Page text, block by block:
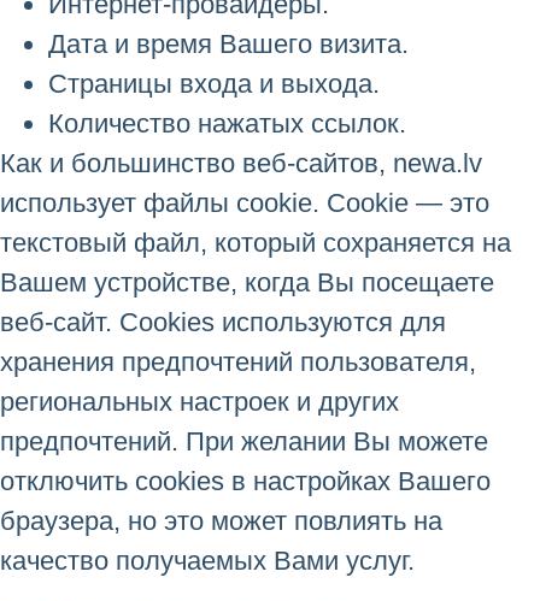
Дата и время Вашего визита.
Страницы входа и выхода.
Количество нажатых ссылок.
Как и большинство веб-сайтов, newa.lv
использует файлы cookie. Cookie — это
текстовый файл, который сохраняется на
Вашем устройстве, когда Вы посещаете
веб-сайт. Cookies используются для
хранения предпочтений пользователя,
региональных настроек и других
предпочтений. При желании Вы можете
отключить cookies в настройках Вашего
браузера, но это может повлиять на
качество получаемых Вами услуг.